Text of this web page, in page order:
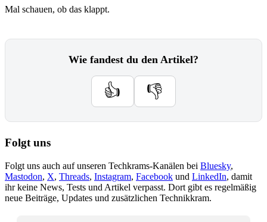
Mal schauen, ob das klappt.
Wie fandest du den Artikel?
👍 👎
Folgt uns
Folgt uns auch auf unseren Techkrams-Kanälen bei Bluesky,
Mastodon, X, Threads, Instagram, Facebook und LinkedIn, damit
ihr keine News, Tests und Artikel verpasst. Dort gibt es regelmäßig
neue Beiträge, Updates und zusätzlichen Technikkram.